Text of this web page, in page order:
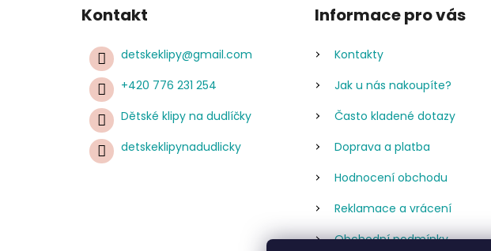
Kontakt
detskeklipy@gmail.com
+420 776 231 254
Dětské klipy na dudlíčky
detskeklipynadudlicky
Informace pro vás
Kontakty
Jak u nás nakoupíte?
Často kladené dotazy
Doprava a platba
Hodnocení obchodu
Reklamace a vrácení
Obchodní podmínky